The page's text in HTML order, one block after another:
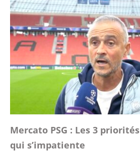
Mercato PSG : Les 3
qui s’impatiente